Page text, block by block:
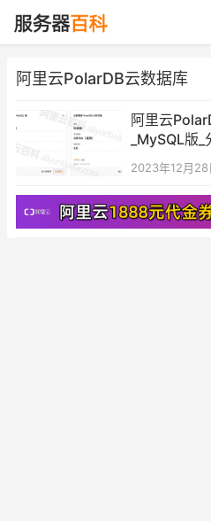
阿里云PolarDB云数据库
阿里云
_MySQL版
2023年12月28